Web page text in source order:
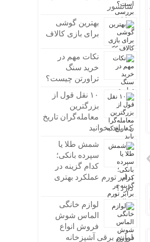
سانسور
بهترین گوشی
برای بازی کالاف
نکات مهم در
خرید سنگ
تراورتن چیست؟
۱۰ نقل قول از
بزرگترین
معامله‌گران تاریخ
که باید بخوانید
شمش طلا یا
سپرده بانکی؛
کدام گزینه در
برابر تورم عملکرد بهتری
دارد؟
لوازم خانگی
الماس شوش
فروش انواع
لوازم برقی آشپزخانه